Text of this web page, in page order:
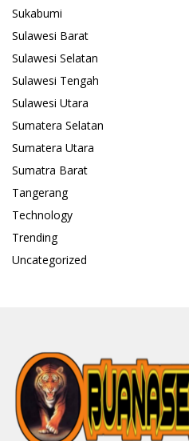
Sukabumi
Sulawesi Barat
Sulawesi Selatan
Sulawesi Tengah
Sulawesi Utara
Sumatera Selatan
Sumatera Utara
Sumatra Barat
Tangerang
Technology
Trending
Uncategorized